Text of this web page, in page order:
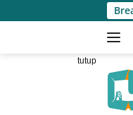
ke
Ekonomi dan
tutup